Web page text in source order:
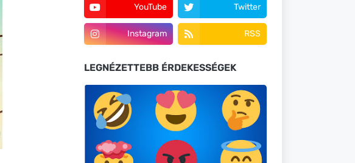
YouTube Twitter
Instagram RSS
LEGNÉZETTEBB ÉRDEKESSÉGEK